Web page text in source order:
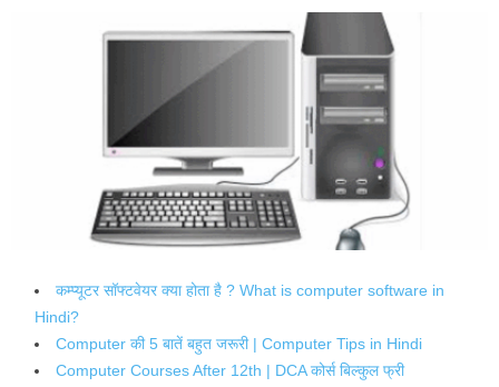
कम्प्यूटर सॉफ्टवेयर क्या होता है ? What is computer software in
Hindi?
Computer की 5 बातें बहुत जरूरी | Computer Tips in Hindi
Computer Courses After 12th | DCA कोर्स बिल्कुल फ्री